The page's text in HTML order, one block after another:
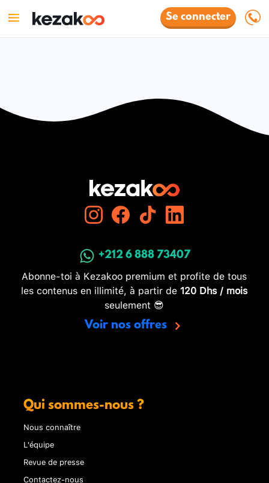
Se connecter
+212 6 888 73407
Abonne-toi à Kezakoo premium et profite de tous
les contenus en illimité, à partir de 120 Dhs / mois
seulement 😎
Voir nos offres
Qui sommes-nous ?
Nous connaître
L'équipe
Revue de presse
Contactez-nous